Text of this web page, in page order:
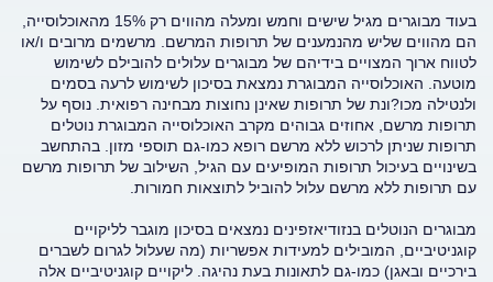
בעוד מבוגרים מגיל שישים וחמש ומעלה מהווים רק 15% מהאוכלוסייה,
הם מהווים שליש מהנמענים של תרופות המרשם. מרשמים מרובים ו/או
לטווח ארוך המצויים בידיהם של מבוגרים עלולים להובילם לשימוש
מוטעה. האוכלוסייה המבוגרת נמצאת בסיכון לשימוש לרעה בסמים
ולנטילה מכו?ונת של תרופות שאינן נחוצות מבחינה רפואית. נוסף על
תרופות מרשם, אחוזים גבוהים מקרב האוכלוסייה המבוגרת נוטלים
תרופות שניתן לרכוש ללא מרשם רופא כמו-גם תוספי מזון. בהתחשב
בשינויים בעיכול תרופות המופיעים עם הגיל, השילוב של תרופות מרשם
עם תרופות ללא מרשם עלול להוביל לתוצאות חמורות.
מבוגרים הנוטלים בנזודיאזפינים נמצאים בסיכון מוגבר לליקויים
קוגניטיביים, המובילים למעידות אפשריות (מה שעלול לגרום לשברים
בירכיים ובאגן) כמו-גם לתאונות בעת נהיגה. ליקויים קוגניטיביים אלה